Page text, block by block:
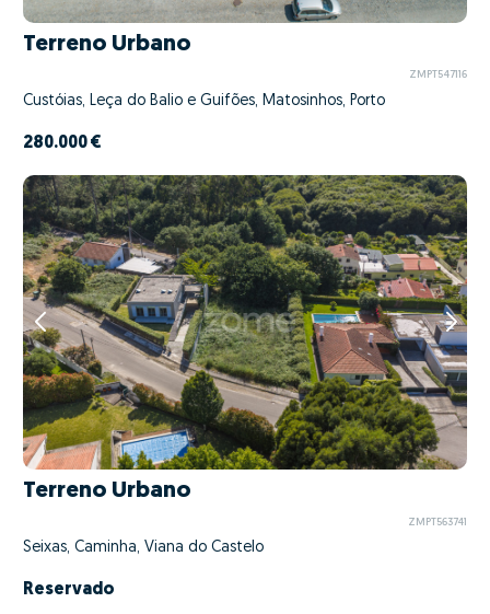
Terreno Urbano
ZMPT547116
Custóias, Leça do Balio e Guifões, Matosinhos, Porto
280.000 €
Terreno Urbano
ZMPT563741
Seixas, Caminha, Viana do Castelo
Reservado